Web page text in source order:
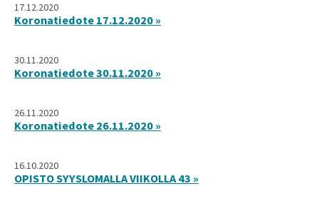
17.12.2020
Koronatiedote 17.12.2020 »
30.11.2020
Koronatiedote 30.11.2020 »
26.11.2020
Koronatiedote 26.11.2020 »
16.10.2020
OPISTO SYYSLOMALLA VIIKOLLA 43 »